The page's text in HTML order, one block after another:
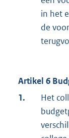
in het
de
Artikel 6
1.
Het